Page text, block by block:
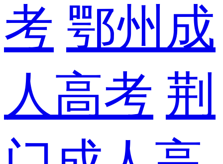
考 鄂州成
人高考 荆